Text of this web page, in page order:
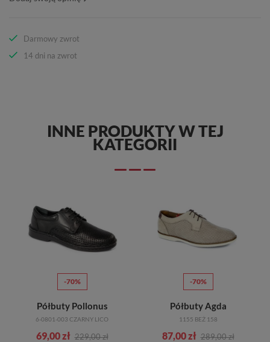
Darmowy zwrot
14 dni na zwrot
INNE PRODUKTY W TEJ
KATEGORII
-70%
Półbuty Pollonus
6-0801-003 CZARNY LICO
69,00 zł 229,00 zł
-70%
Półbuty Agda
1155 BEŻ 158
87,00 zł 289,00 zł